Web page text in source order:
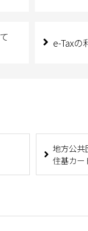
e-Taxの
地方公
住基カー